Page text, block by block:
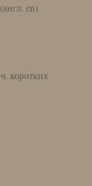
en)
коротких